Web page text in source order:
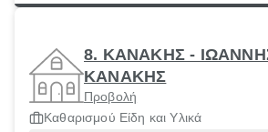
8. ΚΑΝΑΚΗΣ -
ΚΑΝΑΚΗΣ
Προβολή
Καθαρισμού Είδη και Υλικά